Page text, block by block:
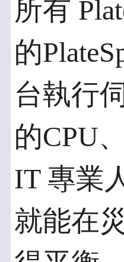
所有
的
台執行
的CPU
IT 專業
就能在